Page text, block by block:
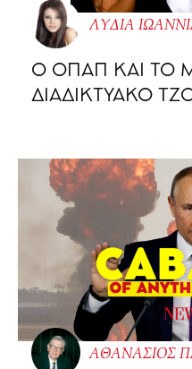
ΛΥΔΙΑ
O ΟΠΑΠ ΚΑΙ ΤΟ
ΔΙΑΔΙΚΤΥΑΚΟ
ΑΘΑΝΑΣΙΟΣ